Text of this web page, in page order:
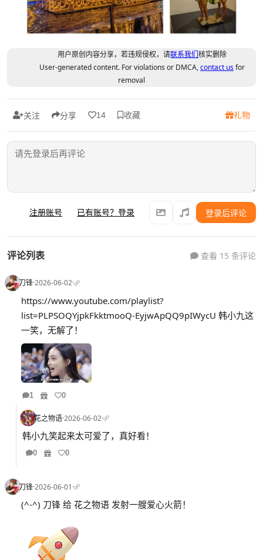
用户原创内容分享，若违规侵权，请联系我们核实删除
User-generated content. For violations or DMCA,contact usfor
removal
关注 分享 14 收藏 礼物
注册账号 已有账号？登录 登录后评论
评论列表 查看 15 条评论
刀锋·2026-06-02·
https://www.youtube.com/playlist?
list=PLPSOQYjpkFkktmooQ-EyjwApQQ9pIWycU 韩小九这
一笑，无解了！
1 0
花之物语·2026-06-02·
韩小九笑起来太可爱了，真好看！
0 0
刀锋·2026-06-01·
(^-^) 刀锋 给 花之物语 发射一艘爱心火箭！